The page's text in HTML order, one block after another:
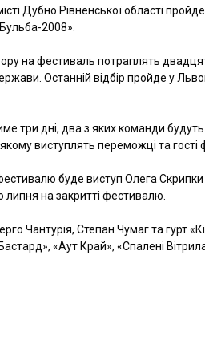
Дубно Рівненської області
2008».
на фестиваль потраплять
Останній відбір пройде у
три дні, два з яких команди
виступлять переможці та гості
буде виступ Олега Скрипки
липня на закритті фестивалю.
Чантурія, Степан Чумаг та гурт
«Аут Край», «Спалені